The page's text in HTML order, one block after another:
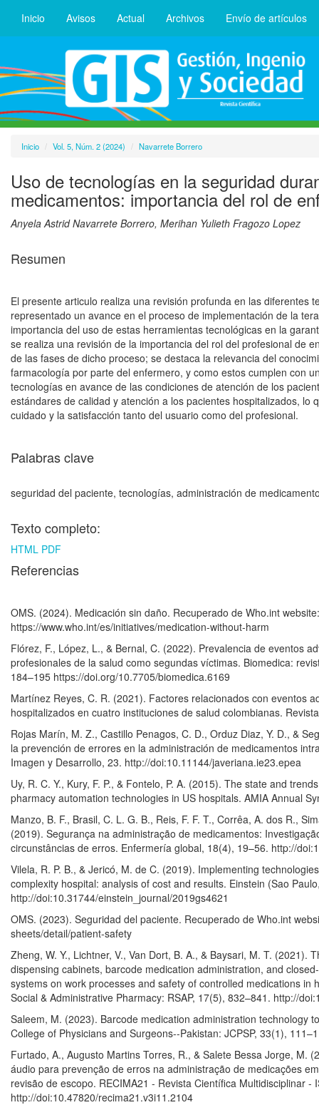
Inicio Avisos Actual Archivos Envío de artículos
Inicio Vol. 5, Núm. 2 (2024) Navarrete Borrero
Uso de tecnologías en la seguridad
medicamentos: importancia del rol de
Anyela Astrid Navarrete Borrero, Merihan Yulieth Fragozo Lopez
Resumen
El presente articulo realiza una revisión profunda en las diferentes
representado un avance en el proceso de implementación de la
importancia del uso de estas herramientas tecnológicas en la
se realiza una revisión de la importancia del rol del profesional de
de las fases de dicho proceso; se destaca la relevancia del
farmacología por parte del enfermero, y como estos cumplen con
tecnologías en avance de las condiciones de atención de los
estándares de calidad y atención a los pacientes hospitalizados, lo
cuidado y la satisfacción tanto del usuario como del profesional.
Palabras clave
seguridad del paciente, tecnologías, administración de
Texto completo:
HTML PDF
Referencias
OMS. (2024). Medicación sin daño. Recuperado de Who.int website:
https://www.who.int/es/initiatives/medication-without-harm
Flórez, F., López, L., & Bernal, C. (2022). Prevalencia de eventos
profesionales de la salud como segundas víctimas. Biomedica:
184–195 https://doi.org/10.7705/biomedica.6169
Martínez Reyes, C. R. (2021). Factores relacionados con eventos
hospitalizados en cuatro instituciones de salud colombianas.
Rojas Marín, M. Z., Castillo Penagos, C. D., Orduz Diaz, Y. D., &
la prevención de errores en la administración de medicamentos
Imagen y Desarrollo, 23. http://doi:10.11144/javeriana.ie23.epea
Uy, R. C. Y., Kury, F. P., & Fontelo, P. A. (2015). The state and
pharmacy automation technologies in US hospitals. AMIA Annual
Manzo, B. F., Brasil, C. L. G. B., Reis, F. F. T., Corrêa, A. dos R.,
(2019). Segurança na administração de medicamentos:
circunstâncias de erros. Enfermería global, 18(4), 19–56. http://
Vilela, R. P. B., & Jericó, M. de C. (2019). Implementing
complexity hospital: analysis of cost and results. Einstein (Sao
http://doi:10.31744/einstein_journal/2019gs4621
OMS. (2023). Seguridad del paciente. Recuperado de Who.int
sheets/detail/patient-safety
Zheng, W. Y., Lichtner, V., Van Dort, B. A., & Baysari, M. T. (2021).
dispensing cabinets, barcode medication administration, and
systems on work processes and safety of controlled medications in
Social & Administrative Pharmacy: RSAP, 17(5), 832–841. http://
Saleem, M. (2023). Barcode medication administration technology
College of Physicians and Surgeons--Pakistan: JCPSP, 33(1),
Furtado, A., Augusto Martins Torres, R., & Salete Bessa Jorge, M.
áudio para prevenção de erros na administração de medicações
revisão de escopo. RECIMA21 - Revista Científica Multidisciplinar
http://doi:10.47820/recima21.v3i11.2104